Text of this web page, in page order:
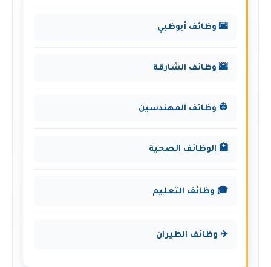
🌆 وظائف أبوظبي
🌇 وظائف الشارقة
👷 وظائف المهندسين
🏥 الوظائف الصحية
🎓 وظائف التعليم
✈️ وظائف الطيران